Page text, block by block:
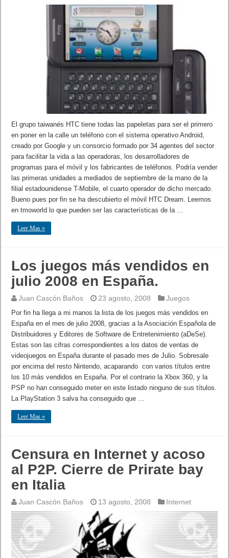
El grupo taiwanés HTC tiene todas las papeletas para ser el primero
en poner en la calle un teléfono con el sistema operativo Android,
creado por Google y un consorcio formado por 34 agentes del sector
para facilitar la vida a las operadoras, los desarrolladores de
programas para el móvil y los fabricantes de teléfonos. Podría vender
las primeras unidades a mediados de septiembre de la mano de la
filial estadounidense T-Mobile, el cuarto operador de dicho mercado.
Bueno pues por fin se ha descubierto el móvil HTC Dream. Leemos
en tmoworld lo que pueden ser las características de la …
Leer Mas »
Los juegos más vendidos en
julio 2008 en España.
Juan Cascón Baños 23 agosto, 2008 Juegos
Por fin ha llega a mi manos la lista de los juegos más vendidos en
España en el mes de julio 2008, gracias a la Asociación Española de
Distribuidores y Editores de Software de Entretenimiento (aDeSe).
Estas son las cifras correspondientes a los datos de ventas de
videojuegos en España durante el pasado mes de Julio. Sobresale
por encima del resto Nintendo, acaparando con varios títulos entre
los 10 más vendidos en España. Por el contrario la Xbox 360, y la
PSP no han conseguido meter en este listado ninguno de sus títulos.
La PlayStation 3 salva ha conseguido que …
Leer Mas »
Censura en Internet y acoso
al P2P. Cierre de Prirate bay
en Italia
Juan Cascón Baños 13 agosto, 2008 Internet